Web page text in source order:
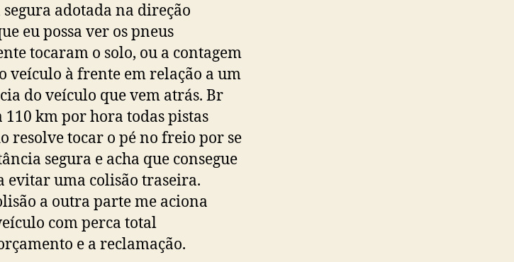
adotada na direção
eu possa ver os pneus
tocaram o solo, ou a contagem
veículo à frente em relação a um
do veículo que vem atrás. Br
km por hora todas pistas
resolve tocar o pé no freio por se
segura e acha que consegue
evitar uma colisão traseira.
a outra parte me aciona
com perca total
e a reclamação.